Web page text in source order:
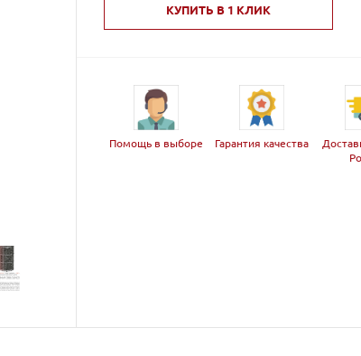
КУПИТЬ В 1 КЛИК
Помощь в выборе Гарантия качества